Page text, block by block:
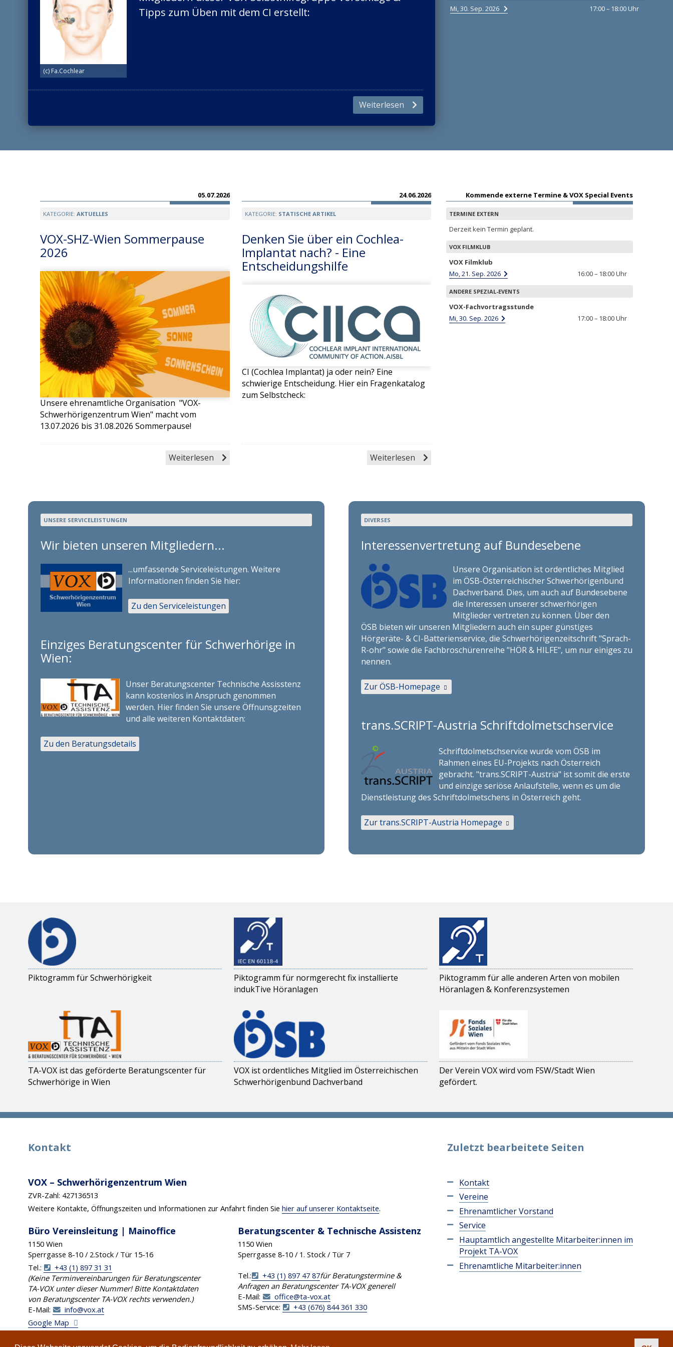
Externe Termine
VOX Spezial-Events
Links
Vereine
Unternehmen
Ausland
Suchen
(c) Fa.Cochlear
Tipps zum Üben mit dem CI erstellt:
Weiterlesen
Mi, 30. Sep. 2026 17:00 – 18:00 Uhr
05.07.2026
KATEGORIE: AKTUELLES
VOX-SHZ-Wien Sommerpause
2026
Unsere ehrenamtliche Organisation "VOX-
Schwerhörigenzentrum Wien" macht vom
13.07.2026 bis 31.08.2026 Sommerpause!
Weiterlesen
24.06.2026
KATEGORIE: STATISCHE ARTIKEL
Denken Sie über ein Cochlea-
Implantat nach? - Eine
Entscheidungshilfe
CI (Cochlea Implantat) ja oder nein? Eine
schwierige Entscheidung. Hier ein Fragenkatalog
zum Selbstcheck:
Weiterlesen
Kommende externe Termine & VOX Special Events
TERMINE EXTERN
Derzeit kein Termin geplant.
VOX FILMKLUB
VOX Filmklub
Mo, 21. Sep. 2026
16:00 – 18:00 Uhr
ANDERE SPEZIAL-EVENTS
VOX-Fachvortragsstunde
Mi, 30. Sep. 2026
17:00 – 18:00 Uhr
UNSERE SERVICELEISTUNGEN
Wir bieten unseren Mitgliedern...
...umfassende Serviceleistungen. Weitere
Informationen finden Sie hier:
Zu den Serviceleistungen
Einziges Beratungscenter für Schwerhörige in
Wien:
Unser Beratungscenter Technische Assisstenz
kann kostenlos in Anspruch genommen
werden. Hier finden Sie unsere Öffnunsgzeiten
und alle weiteren Kontaktdaten:
Zu den Beratungsdetails
DIVERSES
Interessenvertretung auf Bundesebene
Unsere Organisation ist ordentliches Mitglied
im ÖSB-Österreichischer Schwerhörigenbund
Dachverband. Dies, um auch auf Bundesebene
die Interessen unserer schwerhörigen
Mitglieder vertreten zu können. Über den
ÖSB bieten wir unseren Mitgliedern auch ein super günstiges
Hörgeräte- & CI-Batterienservice, die Schwerhörigenzeitschrift "Sprach-
R-ohr" sowie die Fachbroschürenreihe "HÖR & HILFE", um nur einiges zu
nennen.
Zur ÖSB-Homepage
trans.SCRIPT-Austria Schriftdolmetschservice
Schriftdolmetschservice wurde vom ÖSB im
Rahmen eines EU-Projekts nach Österreich
gebracht. "trans.SCRIPT-Austria" ist somit die erste
und einzige seriöse Anlaufstelle, wenn es um die
Dienstleistung des Schriftdolmetschens in Österreich geht.
Zur trans.SCRIPT-Austria Homepage
Piktogramm für Schwerhörigkeit
Piktogramm für normgerecht fix installierte
indukTive Höranlagen
Piktogramm für alle anderen Arten von mobilen
Höranlagen & Konferenzsystemen
TA-VOX ist das geförderte Beratungscenter für
Schwerhörige in Wien
VOX ist ordentliches Mitglied im Österreichischen
Schwerhörigenbund Dachverband
Der Verein VOX wird vom FSW/Stadt Wien
gefördert.
Kontakt
VOX – Schwerhörigenzentrum Wien
ZVR-Zahl: 427136513
Weitere Kontakte, Öffnungszeiten und Informationen zur Anfahrt finden Sie hier auf unserer Kontaktseite.
Büro Vereinsleitung | Mainoffice
1150 Wien
Sperrgasse 8-10 / 2.Stock / Tür 15-16
Tel.:
+43 (1) 897 31 31
(Keine Terminvereinbarungen für Beratungscenter
TA-VOX unter dieser Nummer! Bitte Kontaktdaten
von Beratungscenter TA-VOX rechts verwenden.)
E-Mail:
info@vox.at
Google Map
Beratungscenter & Technische Assistenz
1150 Wien
Sperrgasse 8-10 / 1. Stock / Tür 7
Tel.: +43 (1) 897 47 87für Beratungstermine &
Anfragen an Beratungscenter TA-VOX generell
E-Mail:
office@ta-vox.at
SMS-Service:
+43 (676) 844 361 330
Zuletzt bearbeitete Seiten
Kontakt
Vereine
Ehrenamtlicher Vorstand
Service
Hauptamtlich angestellte Mitarbeiter:innen im
Projekt TA-VOX
Ehrenamtliche Mitarbeiter:innen